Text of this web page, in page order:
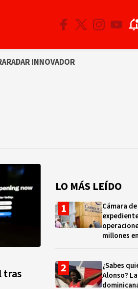
RADAR INNOVADOR
tras
LO MÁS LEÍDO
Cámara
millones
¿Sabes
Alonso?